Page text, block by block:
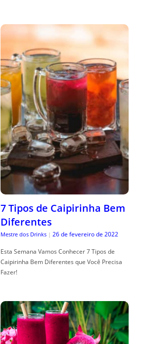
7 Tipos de Caipirinha Bem
Diferentes
Mestre dos Drinks | 26 de fevereiro de 2022
Esta Semana Vamos Conhecer 7 Tipos de
Caipirinha Bem Diferentes que Você Precisa
Fazer!